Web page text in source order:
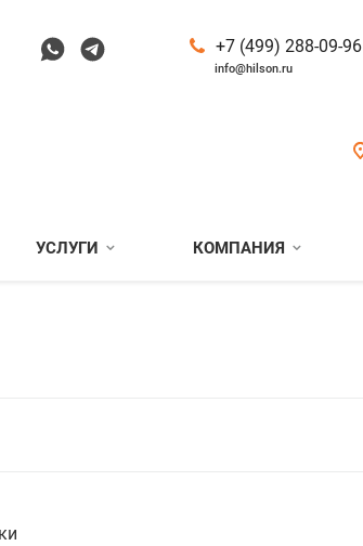
+7 (499) 288-09-96
info@hilson.ru
УСЛУГИ КОМПАНИЯ